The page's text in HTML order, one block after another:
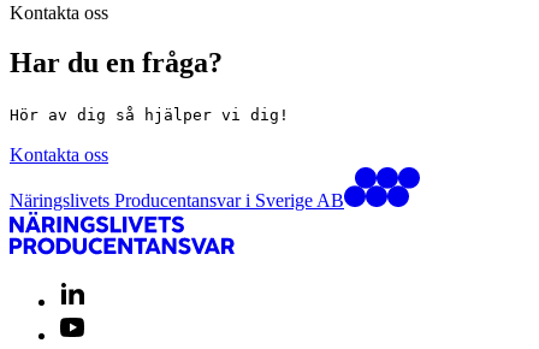
Kontakta oss
Har du en fråga?
Hör av dig så hjälper vi dig!
Kontakta oss
Näringslivets Producentansvar i Sverige AB